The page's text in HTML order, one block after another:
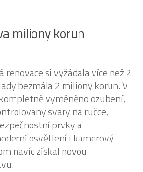
miliony korun
renovace si vyžádala více než 2
bezmála 2 miliony korun. V
vyměněno ozubení,
svary na ručce,
prvky a
osvětlení i kamerový
navíc získal novou